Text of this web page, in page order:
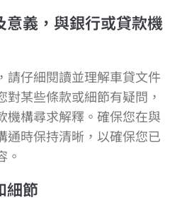
意義，與銀行或貸款機
請仔細閱讀並理解車貸文件
某些條款或細節有疑問，
機構尋求解釋。確保您在與
通時保持清晰，以確保您已
。
細節